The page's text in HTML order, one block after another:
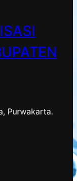
Purwakarta.